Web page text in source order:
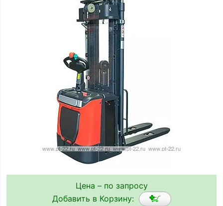
Цена – по запросу
Добавить в Корзину: